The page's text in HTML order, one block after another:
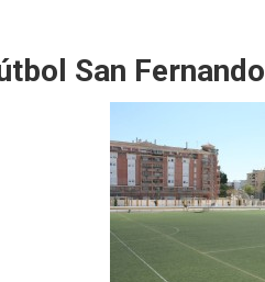
San Fernando